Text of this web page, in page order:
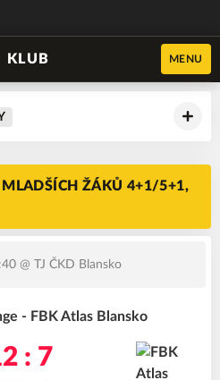
KLUB MENU
ŽÁKŮ 4+1/5+1,
@ TJ ČKD Blansko
- FBK Atlas Blansko
: 7